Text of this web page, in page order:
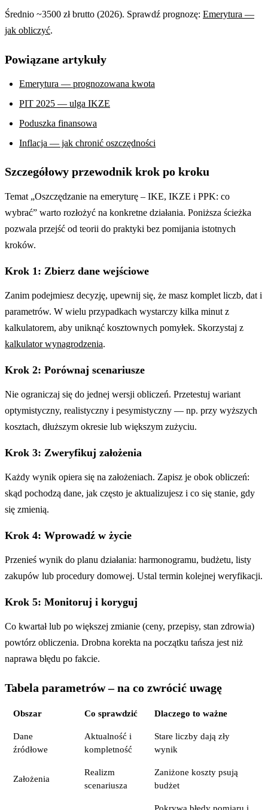
Średnio ~3500 zł brutto (2026). Sprawdź prognozę: Emerytura —
jak obliczyć.
Powiązane artykuły
Emerytura — prognozowana kwota
PIT 2025 — ulga IKZE
Poduszka finansowa
Inflacja — jak chronić oszczędności
Szczegółowy przewodnik krok po kroku
Temat „Oszczędzanie na emeryturę – IKE, IKZE i PPK: co
wybrać” warto rozłożyć na konkretne działania. Poniższa ścieżka
pozwala przejść od teorii do praktyki bez pomijania istotnych
kroków.
Krok 1: Zbierz dane wejściowe
Zanim podejmiesz decyzję, upewnij się, że masz komplet liczb, dat i
parametrów. W wielu przypadkach wystarczy kilka minut z
kalkulatorem, aby uniknąć kosztownych pomyłek. Skorzystaj z
kalkulator wynagrodzenia.
Krok 2: Porównaj scenariusze
Nie ograniczaj się do jednej wersji obliczeń. Przetestuj wariant
optymistyczny, realistyczny i pesymistyczny — np. przy wyższych
kosztach, dłuższym okresie lub większym zużyciu.
Krok 3: Zweryfikuj założenia
Każdy wynik opiera się na założeniach. Zapisz je obok obliczeń:
skąd pochodzą dane, jak często je aktualizujesz i co się stanie, gdy
się zmienią.
Krok 4: Wprowadź w życie
Przenieś wynik do planu działania: harmonogramu, budżetu, listy
zakupów lub procedury domowej. Ustal termin kolejnej weryfikacji.
Krok 5: Monitoruj i koryguj
Co kwartał lub po większej zmianie (ceny, przepisy, stan zdrowia)
powtórz obliczenia. Drobna korekta na początku tańsza jest niż
naprawa błędu po fakcie.
Tabela parametrów – na co zwrócić uwagę
Obszar Co sprawdzić Dlaczego to ważne
Dane
źródłowe
Aktualność i
kompletność
Stare liczby dają zły
wynik
Założenia
Realizm
scenariusza
Zaniżone koszty psują
budżet
Pokrywa błędy pomiaru i